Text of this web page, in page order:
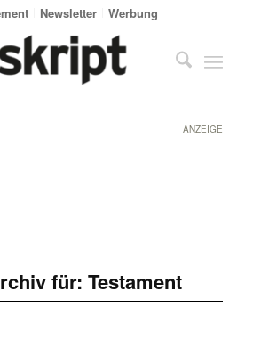
Newsletter Werbung
ANZEIGE
für: Testament